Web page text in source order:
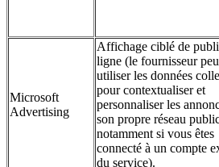
Microsoft
Advertising
Affichage ciblé de
ligne (le fournisseur
utiliser les données
pour contextualiser et
personnaliser les
son propre réseau
notamment si vous êtes
connecté à un compte
du service).